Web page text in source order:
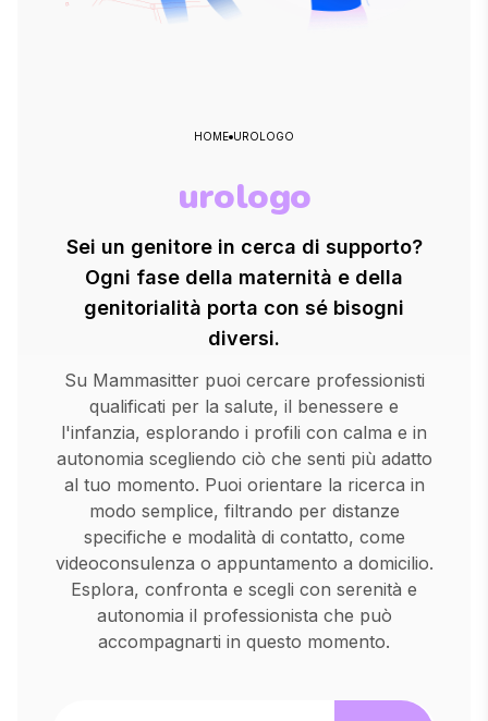
HOME UROLOGO
urologo
Sei un genitore in cerca di supporto?
Ogni fase della maternità e della
genitorialità porta con sé bisogni
diversi.
Su Mammasitter puoi cercare professionisti
qualificati per la salute, il benessere e
l'infanzia, esplorando i profili con calma e in
autonomia scegliendo ciò che senti più adatto
al tuo momento. Puoi orientare la ricerca in
modo semplice, filtrando per distanze
specifiche e modalità di contatto, come
videoconsulenza o appuntamento a domicilio.
Esplora, confronta e scegli con serenità e
autonomia il professionista che può
accompagnarti in questo momento.